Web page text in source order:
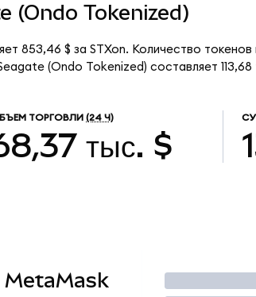
(Ondo Tokenized)
853,46 $ за STXon. Количество токенов
(Ondo Tokenized) составляет 113,68
ТОРГОВЛИ (24 Ч)
тыс. $
MetaMask Торговать